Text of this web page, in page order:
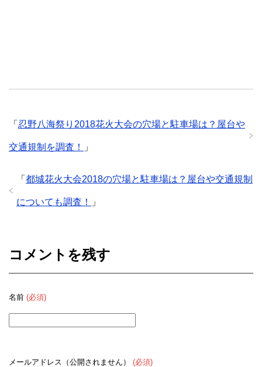
「 忍野八海祭り2018花火大会の穴場と駐車場は？屋台や
交通規制を調査！ 」
「 都城花火大会2018の穴場と駐車場は？屋台や交通規制
についても調査！ 」
コメントを残す
名前 (必須)
メールアドレス（公開されません） (必須)